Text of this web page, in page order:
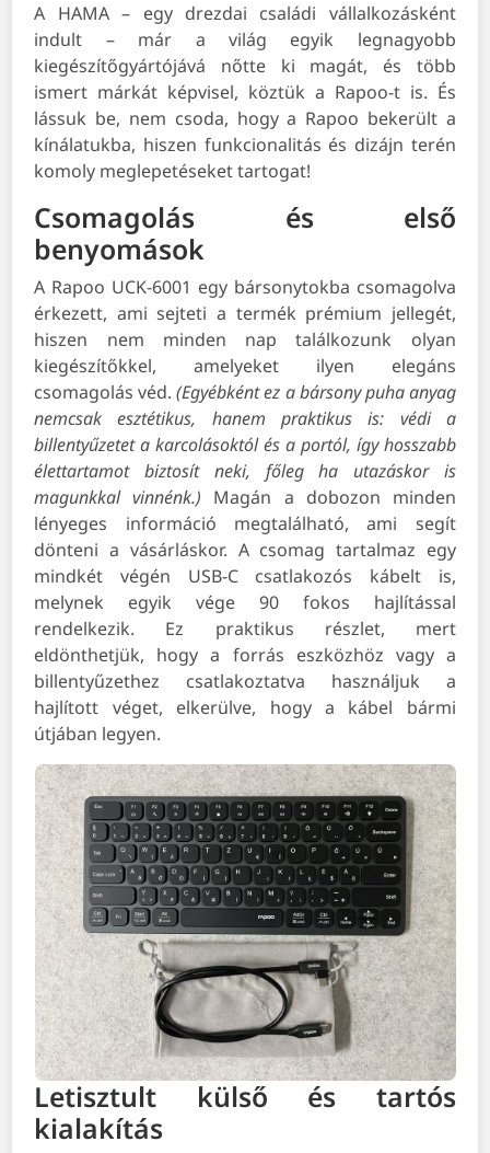
A HAMA – egy drezdai családi vállalkozásként
indult – már a világ egyik legnagyobb
kiegészítőgyártójává nőtte ki magát, és több
ismert márkát képvisel, köztük a Rapoo-t is. És
lássuk be, nem csoda, hogy a Rapoo bekerült a
kínálatukba, hiszen funkcionalitás és dizájn terén
komoly meglepetéseket tartogat!
Csomagolás és első
benyomások
A Rapoo UCK-6001 egy bársonytokba csomagolva
érkezett, ami sejteti a termék prémium jellegét,
hiszen nem minden nap találkozunk olyan
kiegészítőkkel, amelyeket ilyen elegáns
csomagolás véd.(Egyébként ez a bársony puha anyag
nemcsak esztétikus, hanem praktikus is: védi a
billentyűzetet a karcolásoktól és a portól, így hosszabb
élettartamot biztosít neki, főleg ha utazáskor is
magunkkal vinnénk.) Magán a dobozon minden
lényeges információ megtalálható, ami segít
dönteni a vásárláskor. A csomag tartalmaz egy
mindkét végén USB-C csatlakozós kábelt is,
melynek egyik vége 90 fokos hajlítással
rendelkezik. Ez praktikus részlet, mert
eldönthetjük, hogy a forrás eszközhöz vagy a
billentyűzethez csatlakoztatva használjuk a
hajlított véget, elkerülve, hogy a kábel bármi
útjában legyen.
Letisztult külső és tartós
kialakítás